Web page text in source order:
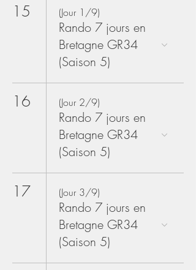
15 (Jour 1/9)
Rando 7 jours en
Bretagne GR34
(Saison 5)
16 (Jour 2/9)
Rando 7 jours en
Bretagne GR34
(Saison 5)
17 (Jour 3/9)
Rando 7 jours en
Bretagne GR34
(Saison 5)